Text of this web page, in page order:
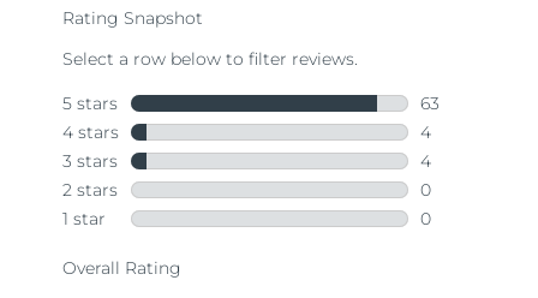
value.
Same
page
link.